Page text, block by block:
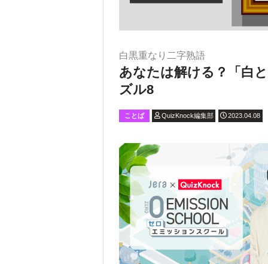
白黒重なり二字熟語
あなたは解ける？「白
ズル8
ことば QuizKnock編集部 2023.04.08